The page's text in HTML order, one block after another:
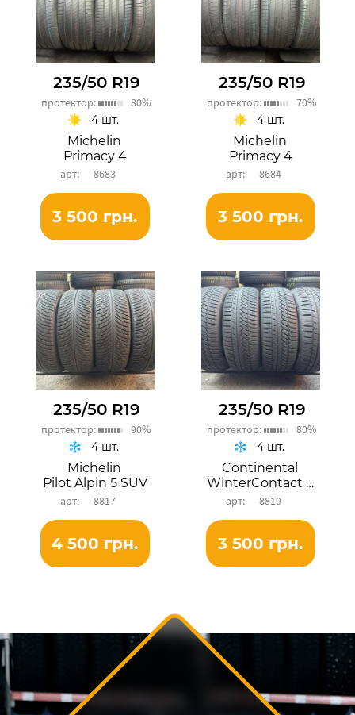
235/50 R19
протектор: 80%
Michelin
Primacy 4
8683
4 шт.
3 500 грн.
235/50 R19
протектор: 70%
Michelin
Primacy 4
8684
4 шт.
3 500 грн.
235/50 R19
протектор: 90%
Michelin
Pilot Alpin 5 SUV
8817
4 шт.
4 500 грн.
235/50 R19
протектор: 80%
Continental
WinterContact TS 850P
8819
4 шт.
3 500 грн.